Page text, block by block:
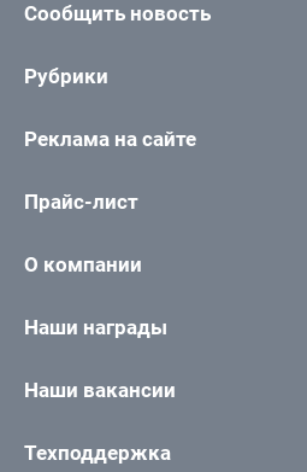
Сообщить новость
Рубрики
Реклама на сайте
Прайс-лист
О компании
Наши награды
Наши вакансии
Техподдержка